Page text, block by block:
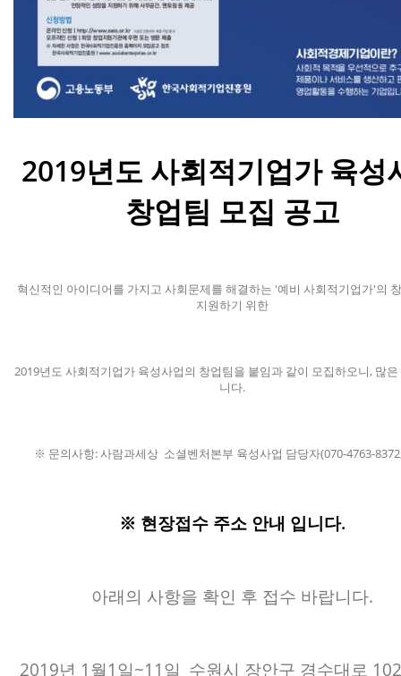
2019년도 사회적기업가 육성
창업팀 모집 공고
혁신적인 아이디어를 가지고 사회문제를 해결하는 '예비 사회적기업가'의
지원하기 위한
2019년도 사회적기업가 육성사업의 창업팀을 붙임과 같이 모집하오니, 많
니다.
※ 문의사항: 사람과세상 소셜벤처본부 육성사업 담당자(070-4763-
※ 현장접수 주소 안내 입니다.
아래의 사항을 확인 후 접수 바랍니다.
2019년 1월1일~11일_수원시 장안구 경수대로